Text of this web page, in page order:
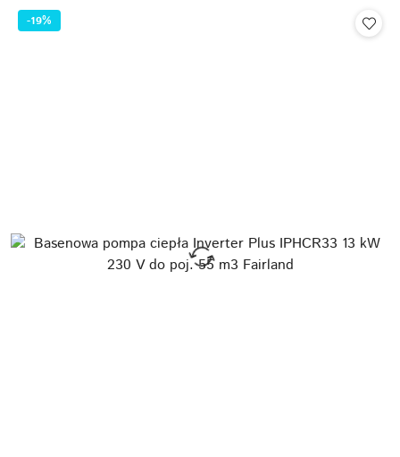
promocyjna:
przed
-19%